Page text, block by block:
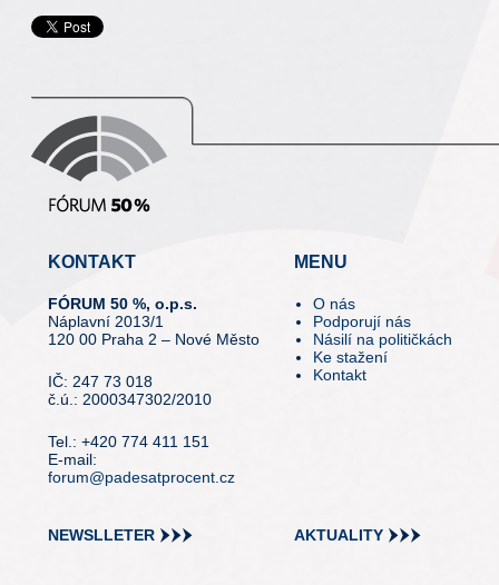
KONTAKT
FÓRUM 50 %, o.p.s.
Náplavní 2013/1
120 00 Praha 2 – Nové Město
IČ: 247 73 018
č.ú.: 2000347302/2010
Tel.: +420 774 411 151
E-mail:
forum@padesatprocent.cz
MENU
O nás
Podporují nás
Násilí na političkách
Ke stažení
Kontakt
NEWSLLETER AKTUALITY